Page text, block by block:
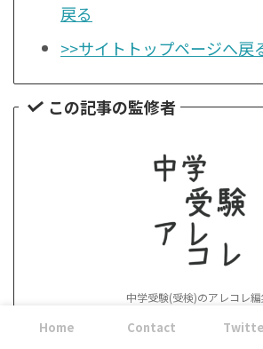
戻る
>>サイトトップページへ戻
この記事の監修者
中学受験(受検)のアレコレ編
中学受験・公立中高一貫校受
Home Contact